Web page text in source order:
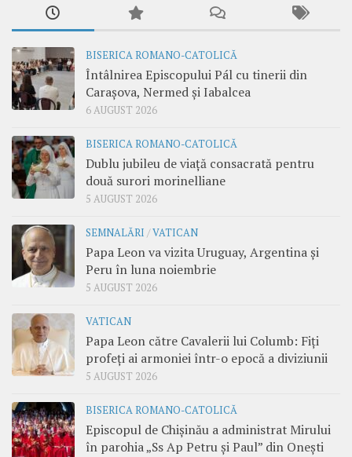
BISERICA ROMANO-CATOLICĂ
Întâlnirea Episcopului Pál cu tinerii din
Carașova, Nermed și Iabalcea
6 AUGUST 2026
BISERICA ROMANO-CATOLICĂ
Dublu jubileu de viață consacrată pentru
două surori morinelliane
5 AUGUST 2026
SEMNALĂRI /VATICAN
Papa Leon va vizita Uruguay, Argentina și
Peru în luna noiembrie
5 AUGUST 2026
VATICAN
Papa Leon către Cavalerii lui Columb: Fiți
profeți ai armoniei într-o epocă a diviziunii
5 AUGUST 2026
BISERICA ROMANO-CATOLICĂ
Episcopul de Chișinău a administrat Mirului
în parohia „Ss Ap Petru și Paul” din Onești